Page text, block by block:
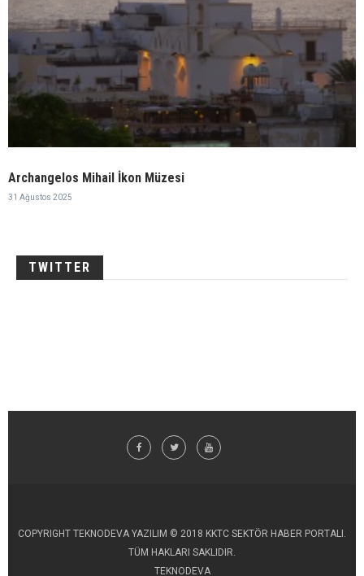
Archangelos Mihail İkon Müzesi
31 Ağustos 2025
TWITTER
COPYRIGHT TEKNODEVA YAZILIM © 2018 KKTC SEKTÖR HABER PORTALI.
TÜM HAKLARI SAKLIDIR.
TEKNODEVA